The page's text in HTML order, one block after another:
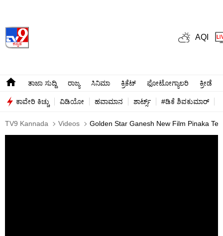
AQI
ತಾಜಾ ಸುದ್ದಿ ರಾಜ್ಯ ಸಿನಿಮಾ ಕ್ರಿಕೆಟ್​ ಫೋಟೋಗ್ಯಾಲರಿ ಕ್ರೀಡೆ
ಕಾವೇರಿ ಕಿಚ್ಚು ವಿಡಿಯೋ ಹವಾಮಾನ ಶಾರ್ಟ್ಸ್​ #ಡಿಕೆ ಶಿವಕುಮಾರ್​
TV9 Kannada Videos Golden Star Ganesh New Film Pinaka